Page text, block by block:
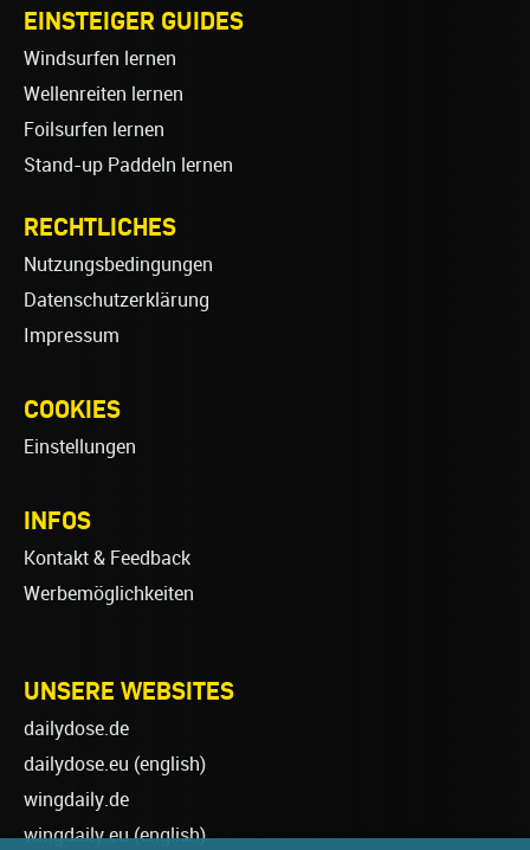
EINSTEIGER GUIDES
Windsurfen lernen
Wellenreiten lernen
Foilsurfen lernen
Stand-up Paddeln lernen
RECHTLICHES
Nutzungsbedingungen
Datenschutzerklärung
Impressum
COOKIES
Einstellungen
INFOS
Kontakt & Feedback
Werbemöglichkeiten
UNSERE WEBSITES
dailydose.de
dailydose.eu (english)
wingdaily.de
wingdaily.eu(english)